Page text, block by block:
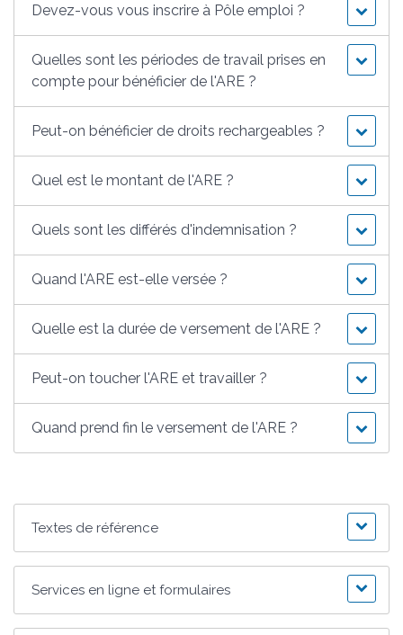
Devez-vous vous inscrire à Pôle emploi ?
Quelles sont les périodes de travail prises en
compte pour bénéficier de l'ARE ?
Peut-on bénéficier de droits rechargeables ?
Quel est le montant de l'ARE ?
Quels sont les différés d'indemnisation ?
Quand l'ARE est-elle versée ?
Quelle est la durée de versement de l'ARE ?
Peut-on toucher l'ARE et travailler ?
Quand prend fin le versement de l'ARE ?
Textes de référence
Services en ligne et formulaires